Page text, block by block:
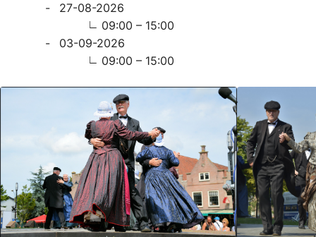
27-08-2026
09:00 – 15:00
03-09-2026
09:00 – 15:00